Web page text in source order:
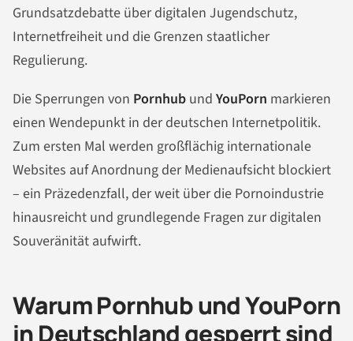
Grundsatzdebatte über digitalen Jugendschutz,
Internetfreiheit und die Grenzen staatlicher
Regulierung.
Die Sperrungen von Pornhub und YouPorn markieren
einen Wendepunkt in der deutschen Internetpolitik.
Zum ersten Mal werden großflächig internationale
Websites auf Anordnung der Medienaufsicht blockiert
– ein Präzedenzfall, der weit über die Pornoindustrie
hinausreicht und grundlegende Fragen zur digitalen
Souveränität aufwirft.
Warum Pornhub und YouPorn
in Deutschland gesperrt sind